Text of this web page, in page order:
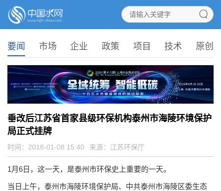
要闻 市场 企业 政策 项目 技术 原创
垂改后江苏省首家县级环保机构泰州市海陵环境保护
局正式挂牌
时间：2018-01-08 15:40 来源： 江苏环保厅
1月6日，这一天，是泰州市环保史上重要的一天。
当日上午，泰州市海陵环境保护局、中共泰州市海陵区委生态